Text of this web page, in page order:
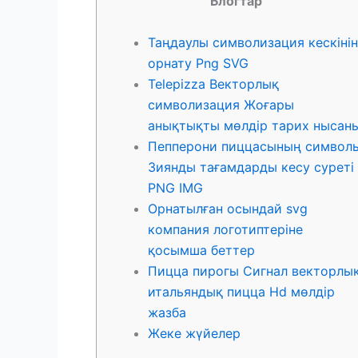
Таңдаулы символизация кескінін
орнату Png SVG
Telepizza Векторлық
символизация Жоғары
анықтықты мөлдір тарих
Пепперони пиццасының
Зиянды тағамдарды кесу суреті
PNG IMG
Орнатылған осындай svg
компания логотиптеріне
қосымша беттер
Пицца пирогы Сигнал
итальяндық пицца Hd мөлдір
жазба
Жеке жүйелер